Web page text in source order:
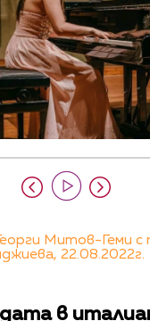
Митов-Геми с
22.08.2022г.
в